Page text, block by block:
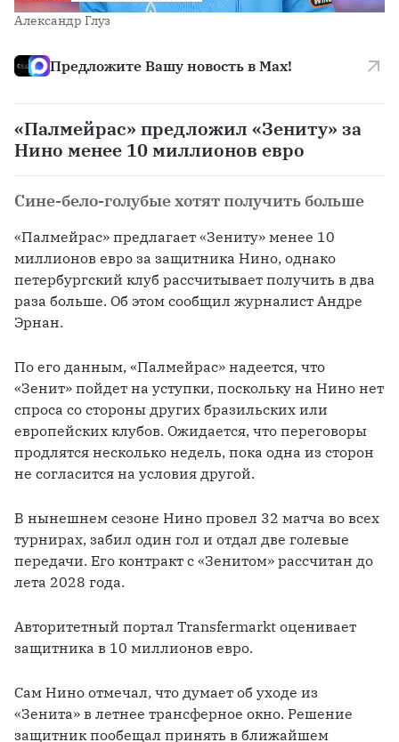
Александр Глуз
Предложите Вашу новость в Max!
«Палмейрас» предложил «Зениту» за
Нино менее 10 миллионов евро
Сине-бело-голубые хотят получить больше
«Палмейрас» предлагает «Зениту» менее 10
миллионов евро за защитника Нино, однако
петербургский клуб рассчитывает получить в два
раза больше. Об этом сообщил журналист Андре
Эрнан.
По его данным, «Палмейрас» надеется, что
«Зенит» пойдет на уступки, поскольку на Нино нет
спроса со стороны других бразильских или
европейских клубов. Ожидается, что переговоры
продлятся несколько недель, пока одна из сторон
не согласится на условия другой.
В нынешнем сезоне Нино провел 32 матча во всех
турнирах, забил один гол и отдал две голевые
передачи. Его контракт с «Зенитом» рассчитан до
лета 2028 года.
Авторитетный портал Transfermarkt оценивает
защитника в 10 миллионов евро.
Сам Нино отмечал, что думает об уходе из
«Зенита» в летнее трансферное окно. Решение
защитник пообещал принять в ближайшем